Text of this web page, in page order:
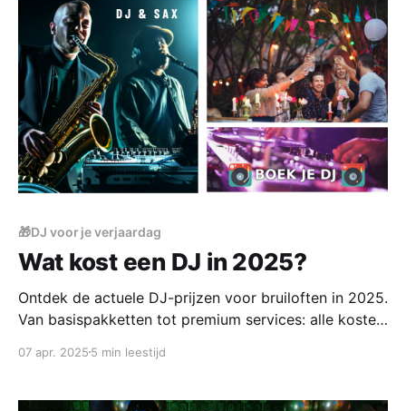
🎁DJ voor je verjaardag
Wat kost een DJ in 2025?
Ontdek de actuele DJ-prijzen voor bruiloften in 2025.
Van basispakketten tot premium services: alle kosten,
Scherpe prijzen, onvergetelijke feesten!
07 apr. 2025 5 min leestijd